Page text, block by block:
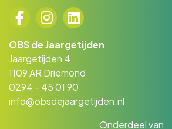
OBS de Jaargetijden
Jaargetijden 4
1109 AR Driemond
0294 - 45 01 90
info@obsdejaargetijden.nl
Onderdeel van